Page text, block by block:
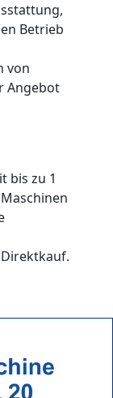
Betrieb
von
Angebot
bis zu 1